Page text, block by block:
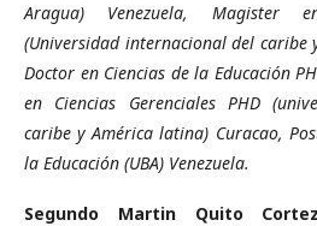
Aragua) Venezuela, Magister
(Universidad internacional del caribe
Doctor en Ciencias de la Educación
en Ciencias Gerenciales PHD
caribe y América latina) Curacao,
la Educación (UBA) Venezuela.
Segundo Martin Quito